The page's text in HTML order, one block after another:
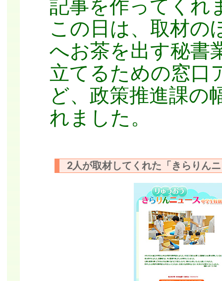
記事を作ってくれ
この日は、取材の
へお茶を出す秘書
立てるための窓口
ど、政策推進課の
れました。
2人が取材してくれた「きらりん